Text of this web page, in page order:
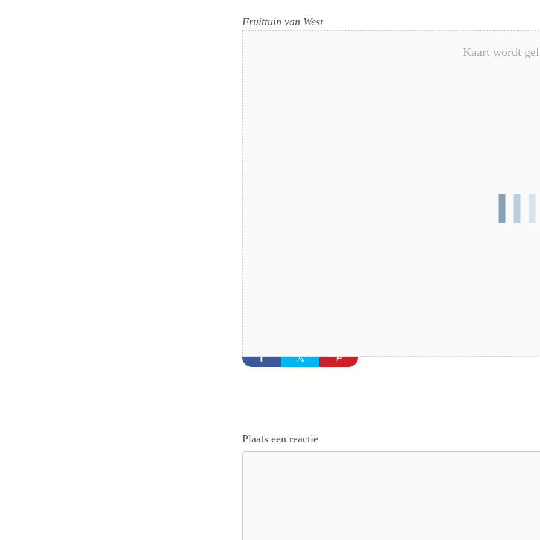
Fruittuin van West
Kaart wordt
Plaats een reactie